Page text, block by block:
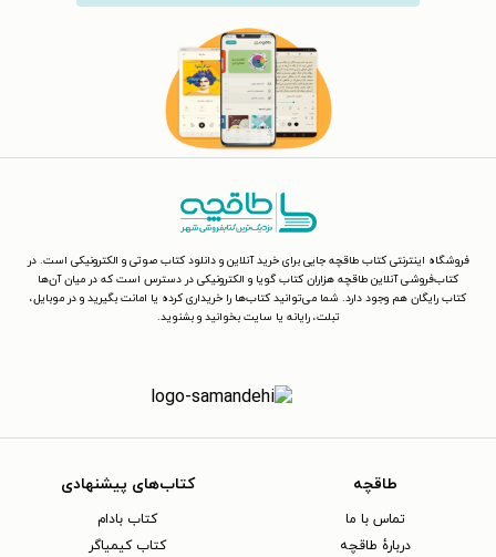
فروشگاه اینترنتی کتاب طاقچه جایی برای خرید آنلاین و دانلود کتاب صوتی و الکترونیکی است. در
کتاب‌فروشی آنلاین طاقچه هزاران کتاب گویا و الکترونیکی در دسترس است که در میان آن‌ها
کتاب رایگان هم وجود دارد. شما می‌توانید کتاب‌ها را خریداری کرده یا امانت بگیرید و در موبایل،
تبلت، رایانه یا سایت بخوانید و بشنوید.
طاقچه
تماس با ما
دربارهٔ طاقچه
کتاب‌های پیشنهادی
کتاب بادام
کتاب کیمیاگر